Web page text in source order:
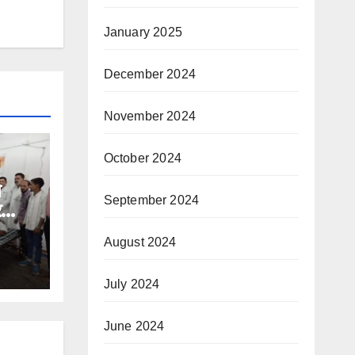
January 2025
December 2024
November 2024
October 2024
September 2024
August 2024
July 2024
June 2024